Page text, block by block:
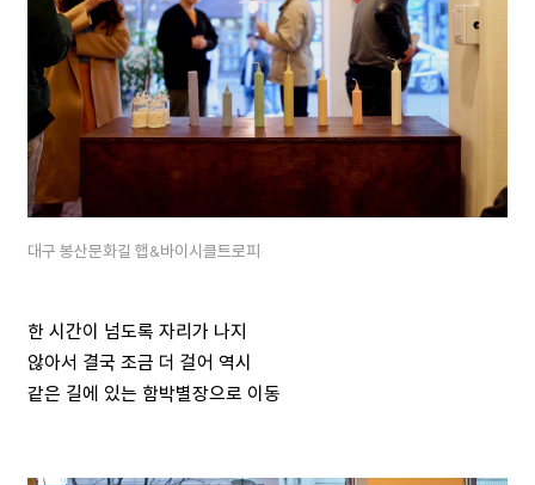
대구 봉산문화길 햅&바이시클트로피
한 시간이 넘도록 자리가 나지
않아서 결국 조금 더 걸어 역시
같은 길에 있는 함박별장으로 이동